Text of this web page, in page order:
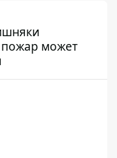
пожар может